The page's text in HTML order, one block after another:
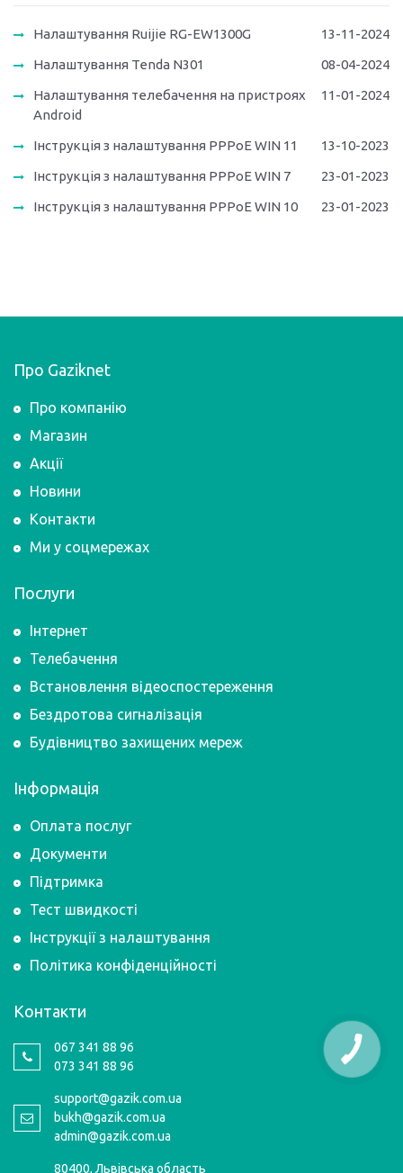
Налаштування Ruijie RG-EW1300G
13-11-2024
Налаштування Tenda N301
08-04-2024
Налаштування телебачення на пристроях
Android
11-01-2024
Інструкція з налаштування PPPoE WIN 11
13-10-2023
Інструкція з налаштування PPPoE WIN 7
23-01-2023
Інструкція з налаштування PPPoE WIN 10
23-01-2023
Про Gaziknet
Про компанію
Магазин
Акції
Новини
Контакти
Ми у соцмережах
Послуги
Інтернет
Телебачення
Встановлення відеоспостереження
Бездротова сигналізація
Будівництво захищених мереж
Інформація
Оплата послуг
Документи
Підтримка
Тест швидкості
Інструкції з налаштування
Політика конфіденційності
Контакти
067 341 88 96
073 341 88 96
support@gazik.com.ua
bukh@gazik.com.ua
admin@gazik.com.ua
80400, Львівська область